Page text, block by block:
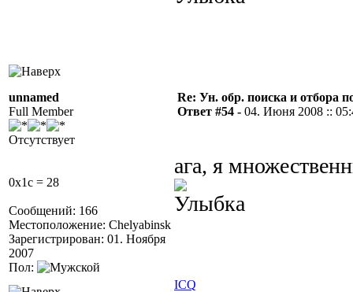
unnamed
Full Member
Отсутствует
0x1c = 28
Сообщений: 166
Местоположение: Chelyabinsk
Зарегистрирован: 01. Ноября
2007
Пол:
Re: Ун. обр. поиска и отбора
Ответ #54 - 04. Июня 2008 ::
ага, я
ICQ